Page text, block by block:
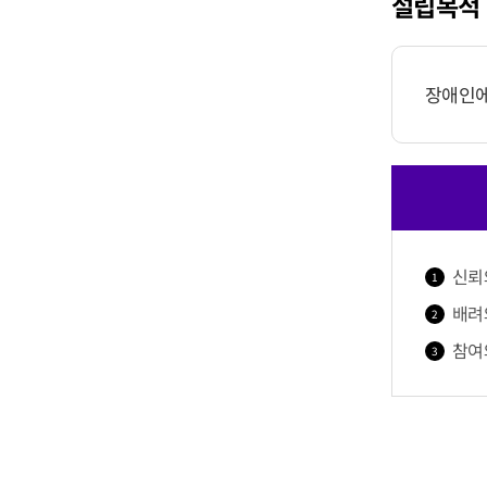
장애인
신
배
참